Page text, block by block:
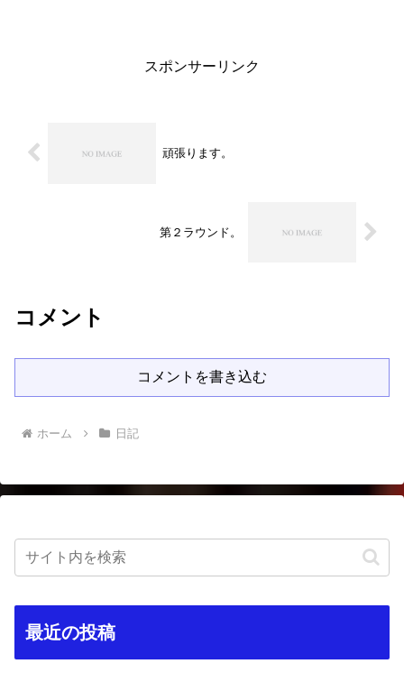
スポンサーリンク
頑張ります。
第２ラウンド。
コメント
コメントを書き込む
ホーム 日記
最近の投稿